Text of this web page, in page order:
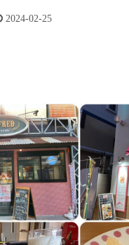
2024-02-25